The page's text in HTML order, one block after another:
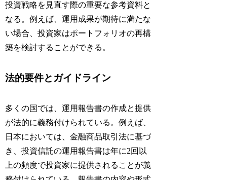
投資戦略を見直す際の重要な参考資料と
なる。例えば、運用成果が期待に満たな
い場合、投資家はポートフォリオの再構
築を検討することができる。
法的要件とガイドライン
多くの国では、運用報告書の作成と提供
が法的に義務付けられている。例えば、
日本においては、金融商品取引法に基づ
き、投資信託の運用報告書は年に2回以
上の頻度で投資家に提供されることが義